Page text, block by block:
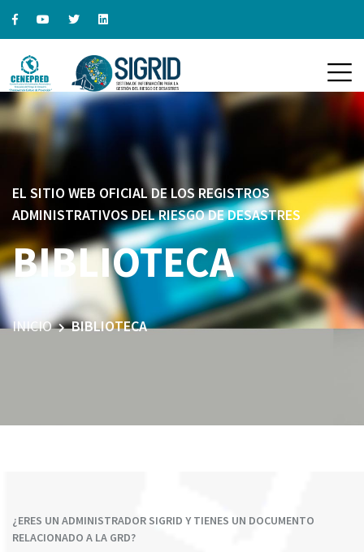
EL SITIO WEB OFICIAL DE LOS REGISTROS
ADMINISTRATIVOS DEL RIESGO DE DESASTRES
BIBLIOTECA
INICIO BIBLIOTECA
¿ERES UN ADMINISTRADOR SIGRID Y TIENES UN DOCUMENTO
RELACIONADO A LA GRD?